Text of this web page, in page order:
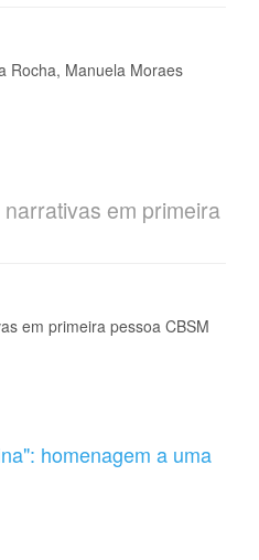
Rocha, Manuela Moraes
em primeira
em primeira pessoa CBSM
homenagem a uma